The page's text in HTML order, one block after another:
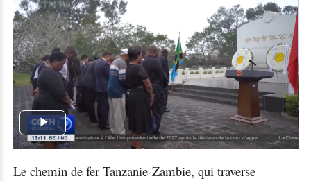
Play
Le chemin de fer Tanzanie-Zambie, qui traverse